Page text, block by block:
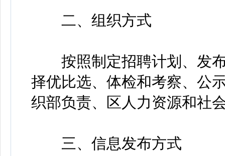
二、组织方式
按照制定招聘计划、发布
择优比选、体检和考察、公
织部负责、区人力资源和社
三、信息发布方式